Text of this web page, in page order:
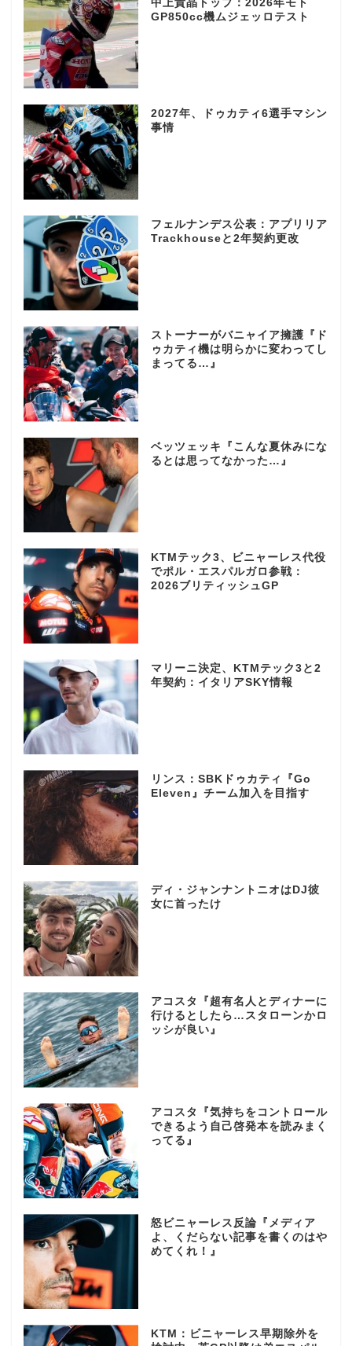
中上貴晶トップ：2026年モト
GP850cc機ムジェッロテスト
2027年、ドゥカティ6選手マシン
事情
フェルナンデス公表：アプリリア
Trackhouseと2年契約更改
ストーナーがバニャイア擁護『ド
ゥカティ機は明らかに変わってし
まってる…』
ベッツェッキ『こんな夏休みにな
るとは思ってなかった…』
KTMテック3、ビニャーレス代役
でポル・エスパルガロ参戦：
2026ブリティッシュGP
マリーニ決定、KTMテック3と2
年契約：イタリアSKY情報
リンス：SBKドゥカティ『Go
Eleven』チーム加入を目指す
ディ・ジャンナントニオはDJ彼
女に首ったけ
アコスタ『超有名人とディナーに
行けるとしたら…スタローンかロ
ッシが良い』
アコスタ『気持ちをコントロール
できるよう自己啓発本を読みまく
ってる』
怒ビニャーレス反論『メディア
よ、くだらない記事を書くのはや
めてくれ！』
KTM：ビニャーレス早期除外を